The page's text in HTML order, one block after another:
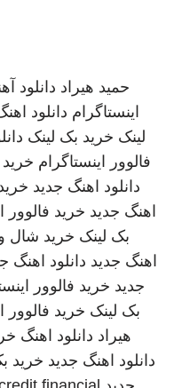
حمید هیراد دانلود
اینستاگرام دانلود
لینک خرید بک لینک
فالوور اینستاگرام
دانلود اهنگ جدید
اهنگ جدید خرید فالوور
بک لینک خرید شال
اهنگ جدید دانلود اهنگ
جدید خرید فالوور
بک لینک خرید فالوور
هیراد دانلود اهنگ
دانلود اهنگ جدید خرید